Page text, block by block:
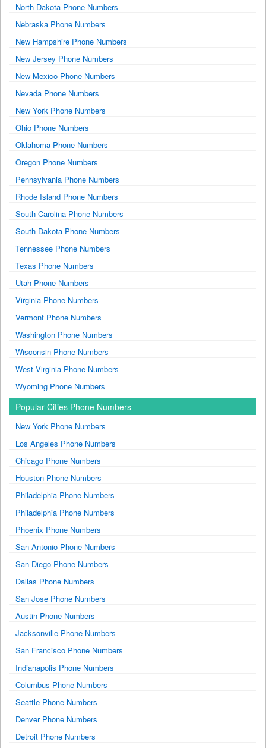
North Dakota Phone Numbers
Nebraska Phone Numbers
New Hampshire Phone Numbers
New Jersey Phone Numbers
New Mexico Phone Numbers
Nevada Phone Numbers
New York Phone Numbers
Ohio Phone Numbers
Oklahoma Phone Numbers
Oregon Phone Numbers
Pennsylvania Phone Numbers
Rhode Island Phone Numbers
South Carolina Phone Numbers
South Dakota Phone Numbers
Tennessee Phone Numbers
Texas Phone Numbers
Utah Phone Numbers
Virginia Phone Numbers
Vermont Phone Numbers
Washington Phone Numbers
Wisconsin Phone Numbers
West Virginia Phone Numbers
Wyoming Phone Numbers
Popular Cities Phone Numbers
New York Phone Numbers
Los Angeles Phone Numbers
Chicago Phone Numbers
Houston Phone Numbers
Philadelphia Phone Numbers
Philadelphia Phone Numbers
Phoenix Phone Numbers
San Antonio Phone Numbers
San Diego Phone Numbers
Dallas Phone Numbers
San Jose Phone Numbers
Austin Phone Numbers
Jacksonville Phone Numbers
San Francisco Phone Numbers
Indianapolis Phone Numbers
Columbus Phone Numbers
Seattle Phone Numbers
Denver Phone Numbers
Detroit Phone Numbers